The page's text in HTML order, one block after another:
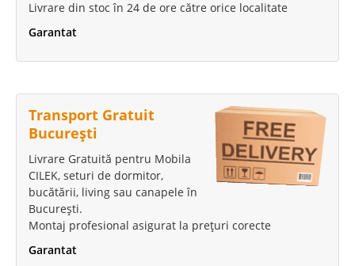
Livrare din stoc în 24 de ore către orice localitate
Garantat
Transport Gratuit
București
Livrare Gratuită pentru Mobila
CILEK, seturi de dormitor,
bucătării, living sau canapele în
București.
Montaj profesional asigurat la prețuri corecte
Garantat